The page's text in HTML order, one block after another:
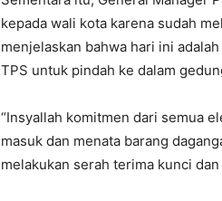
kepada wali kota karena sudah
menjelaskan bahwa hari ini
TPS untuk pindah ke dalam
“Insyallah komitmen dari semua
masuk dan menata barang
melakukan serah terima kunci